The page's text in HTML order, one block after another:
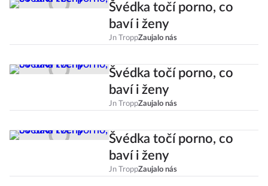
Švédka točí porno, co
baví i ženy
Jn TroppZaujalo nás
Švédka točí porno, co
baví i ženy
Jn TroppZaujalo nás
Švédka točí porno, co
baví i ženy
Jn TroppZaujalo nás